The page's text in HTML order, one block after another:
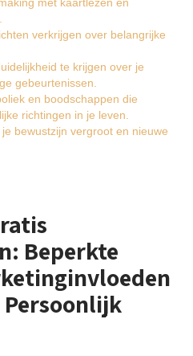
verkrijgen over belangrijke
te krijgen over je
gebeurtenissen.
en boodschappen die
richtingen in je leven.
bewustzijn vergroot en nieuwe
Beperkte
Persoonlijk